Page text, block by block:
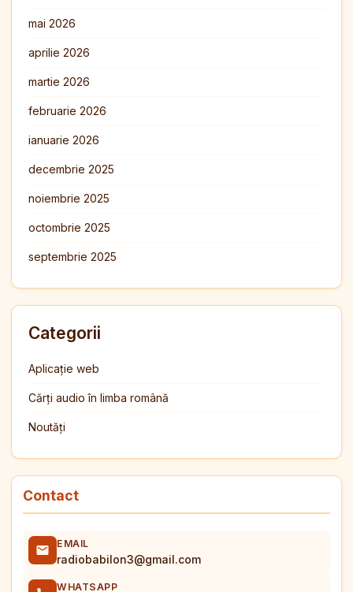
mai 2026
aprilie 2026
martie 2026
februarie 2026
ianuarie 2026
decembrie 2025
noiembrie 2025
octombrie 2025
septembrie 2025
Categorii
Aplicație web
Cărți audio în limba română
Noutăți
Contact
EMAIL
radiobabilon3@gmail.com
WHATSAPP